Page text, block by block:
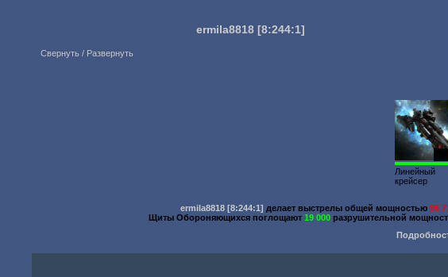
ermila8818 [8:244:1]
Свернуть / Развернуть
Линейный
крейсер
ermila8818 [8:244:1] делает выстрелы общей мощностью96
Щиты Обороняющихся поглощают19 000 разрушительной